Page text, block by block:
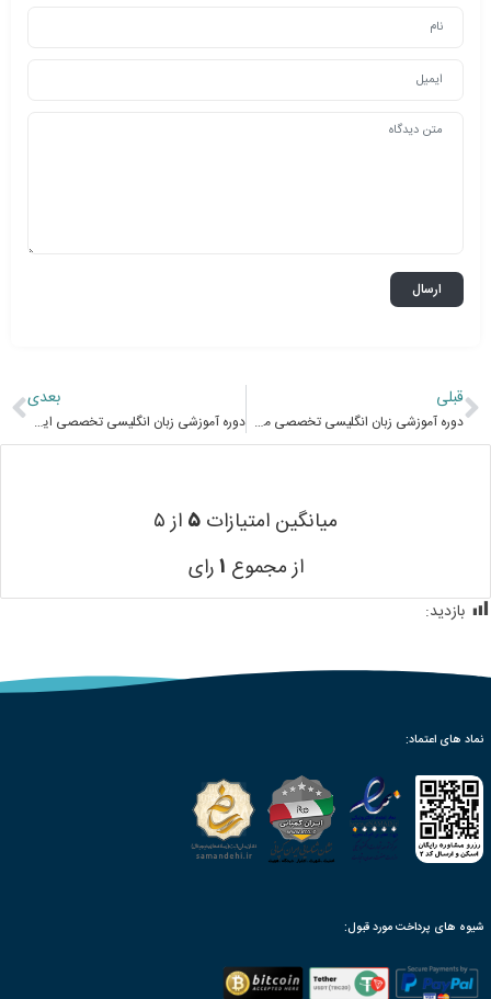
قبلی
دوره آموزشی زبان انگلیسی تخصصی مشتری محوری Customer-centric specialized English E-learning
بعدی
دوره آموزشی زبان انگلیسی تخصصی ایمیل نگاری Specialized English Language Email E-learning
میانگین امتیازات ۵ از ۵
از مجموع ۱رای
بازدید: